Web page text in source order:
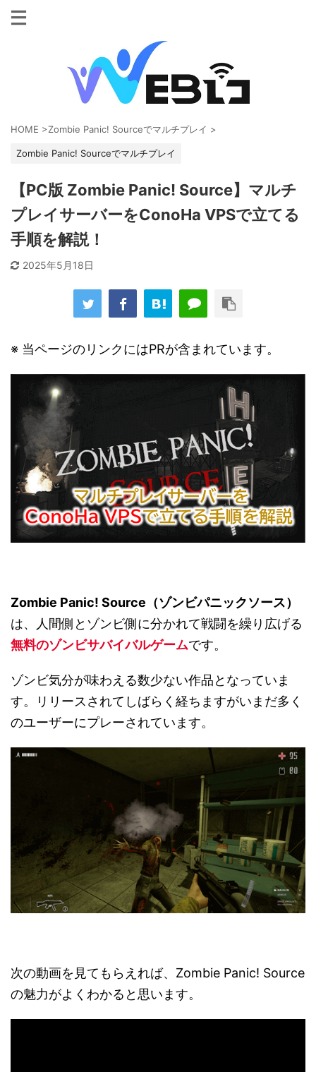
HOME >Zombie Panic! Sourceでマルチプレイ >
Zombie Panic! Sourceでマルチプレイ
【PC版 Zombie Panic! Source】マルチ
プレイサーバーをConoHa VPSで立てる
手順を解説！
2025年5月18日
※ 当ページのリンクにはPRが含まれています。
Zombie Panic! Source（ゾンビパニックソース）
は、人間側とゾンビ側に分かれて戦闘を繰り広げる
無料のゾンビサバイバルゲームです。
ゾンビ気分が味わえる数少ない作品となっていま
す。リリースされてしばらく経ちますがいまだ多く
のユーザーにプレーされています。
次の動画を見てもらえれば、Zombie Panic! Source
の魅力がよくわかると思います。